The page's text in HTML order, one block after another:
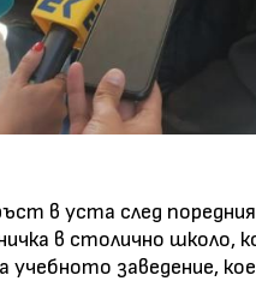
в уста след
в столично школо,
учебното заведение,